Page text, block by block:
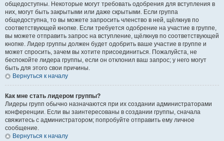
общедоступны. Некоторые могут требовать одобрения для вступления в
них, могут быть закрытыми или даже скрытыми. Если группа
общедоступна, то вы можете запросить членство в ней, щёлкнув по
соответствующей кнопке. Если требуется одобрение на участие в группе,
вы можете отправить запрос на вступление, щёлкнув по соответствующей
кнопке. Лидер группы должен будет одобрить ваше участие в группе и
может спросить, зачем вы хотите присоединиться. Пожалуйста, не
беспокойте лидера группы, если он отклонил ваш запрос; у него могут
быть для этого свои причины.
Вернуться к началу
Как мне стать лидером группы?
Лидеры групп обычно назначаются при их создании администраторами
конференции. Если вы заинтересованы в создании группы, сначала
свяжитесь с администратором; попробуйте отправить ему личное
сообщение.
Вернуться к началу